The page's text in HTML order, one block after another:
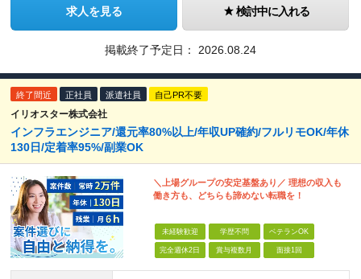
求人を見る 検討中に入れる
掲載終了予定日： 2026.08.24
終了間近 正社員 派遣社員 自己PR不要
イリオスター株式会社
インフラエンジニア/還元率80%以上/年収UP確約/フルリモOK/年休
130日/定着率95%/副業OK
＼上場グループの安定基盤あり／ 理想の収入も
働き方も、どちらも諦めない転職を！
未経験歓迎 学歴不問 ベテランOK
完全週休2日 賞与複数月 面接1回